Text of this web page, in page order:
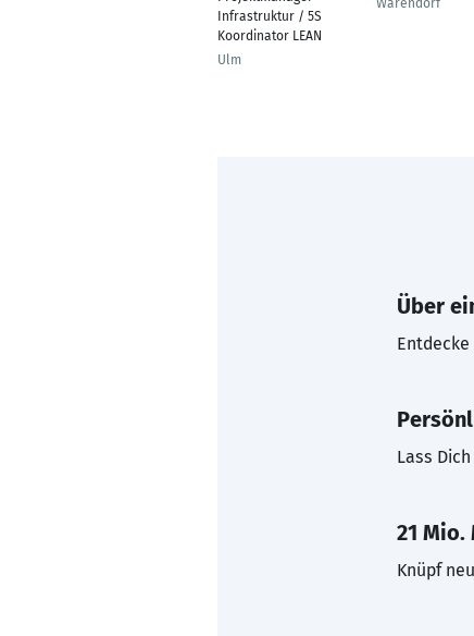
Infrastruktur / 5S
Koordinator LEAN
Ulm
Warendorf
Über
Entdecke
Lass
21
Knüpf